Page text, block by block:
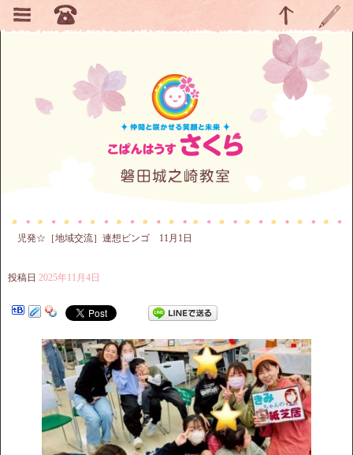
児発☆［地域交流］連想ビンゴ 11月1日
投稿日 2025年11月4日